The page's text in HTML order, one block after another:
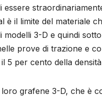
il limite del materiale
3-D e quindi
prove di trazione e
5 per cento della
grafene 3-D, che è